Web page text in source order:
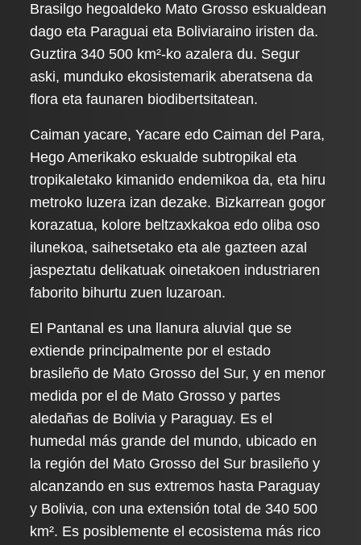
Brasilgo hegoaldeko Mato Grosso eskualdean
dago eta Paraguai eta Boliviaraino iristen da.
Guztira 340 500 km²-ko azalera du. Segur
aski, munduko ekosistemarik aberatsena da
flora eta faunaren biodibertsitatean.
Caiman yacare, Yacare edo Caiman del Para,
Hego Amerikako eskualde subtropikal eta
tropikaletako kimanido endemikoa da, eta hiru
metroko luzera izan dezake. Bizkarrean gogor
korazatua, kolore beltzaxkakoa edo oliba oso
ilunekoa, saihetsetako eta ale gazteen azal
jaspeztatu delikatuak oinetakoen industriaren
faborito bihurtu zuen luzaroan.
El Pantanal es una llanura aluvial que se
extiende principalmente por el estado
brasileño de Mato Grosso del Sur, y en menor
medida por el de Mato Grosso y partes
aledañas de Bolivia y Paraguay. Es el
humedal más grande del mundo, ubicado en
la región del Mato Grosso del Sur brasileño y
alcanzando en sus extremos hasta Paraguay
y Bolivia, con una extensión total de 340 500
km². Es posiblemente el ecosistema más rico